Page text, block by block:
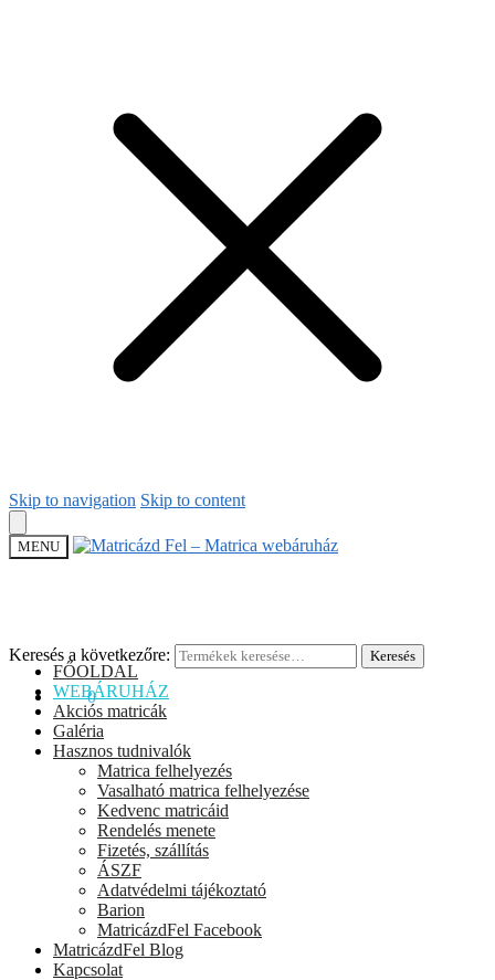
Skip to navigation Skip to content
MENU
Keresés a következőre: Keresés
0Ft 0
FŐOLDAL
WEBÁRUHÁZ
Akciós matricák
Galéria
Hasznos tudnivalók
Matrica felhelyezés
Vasalható matrica felhelyezése
Kedvenc matricáid
Rendelés menete
Fizetés, szállítás
ÁSZF
Adatvédelmi tájékoztató
Barion
MatricázdFel Facebook
MatricázdFel Blog
Kapcsolat